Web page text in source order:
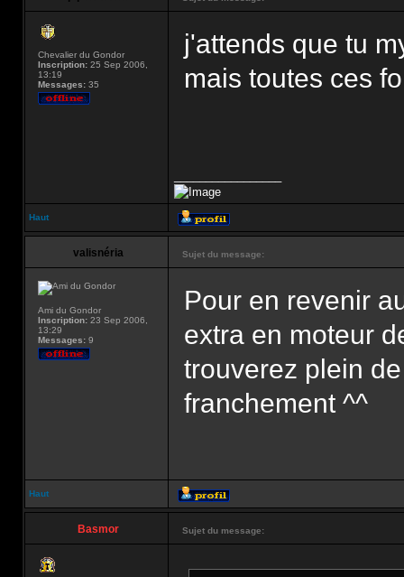
Chevalier du Gondor
Inscription: 25 Sep 2006,
13:19
Messages: 35
j'attends que tu
mais toutes ces
Haut
valisnéria Sujet du message:
Ami du Gondor
Inscription: 23 Sep 2006,
13:29
Messages: 9
Pour en revenir
extra en moteur
trouverez plein
franchement ^^
Haut
Basmor Sujet du message: